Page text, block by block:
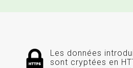
Les données
sont cryptées en